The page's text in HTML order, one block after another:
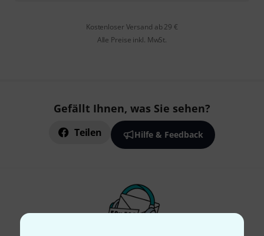
Kostenloser Versand ab 29 €
Alle Preise inkl. MwSt.
Gefällt Ihnen, was Sie sehen?
Teilen Hilfe & Feedback